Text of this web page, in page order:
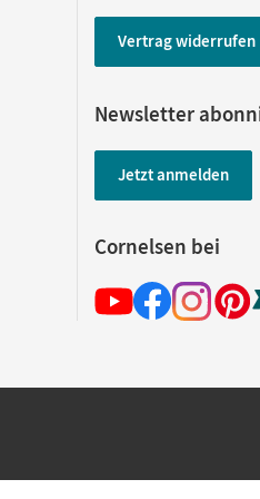
Vertrag widerrufen
Newsletter
Jetzt anmelden
Cornelsen bei